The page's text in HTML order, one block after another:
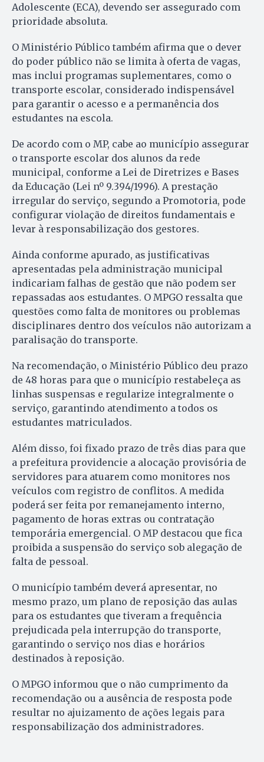
Adolescente (ECA), devendo ser assegurado com
prioridade absoluta.
O Ministério Público também afirma que o dever
do poder público não se limita à oferta de vagas,
mas inclui programas suplementares, como o
transporte escolar, considerado indispensável
para garantir o acesso e a permanência dos
estudantes na escola.
De acordo com o MP, cabe ao município assegurar
o transporte escolar dos alunos da rede
municipal, conforme a Lei de Diretrizes e Bases
da Educação (Lei nº 9.394/1996). A prestação
irregular do serviço, segundo a Promotoria, pode
configurar violação de direitos fundamentais e
levar à responsabilização dos gestores.
Ainda conforme apurado, as justificativas
apresentadas pela administração municipal
indicariam falhas de gestão que não podem ser
repassadas aos estudantes. O MPGO ressalta que
questões como falta de monitores ou problemas
disciplinares dentro dos veículos não autorizam a
paralisação do transporte.
Na recomendação, o Ministério Público deu prazo
de 48 horas para que o município restabeleça as
linhas suspensas e regularize integralmente o
serviço, garantindo atendimento a todos os
estudantes matriculados.
Além disso, foi fixado prazo de três dias para que
a prefeitura providencie a alocação provisória de
servidores para atuarem como monitores nos
veículos com registro de conflitos. A medida
poderá ser feita por remanejamento interno,
pagamento de horas extras ou contratação
temporária emergencial. O MP destacou que fica
proibida a suspensão do serviço sob alegação de
falta de pessoal.
O município também deverá apresentar, no
mesmo prazo, um plano de reposição das aulas
para os estudantes que tiveram a frequência
prejudicada pela interrupção do transporte,
garantindo o serviço nos dias e horários
destinados à reposição.
O MPGO informou que o não cumprimento da
recomendação ou a ausência de resposta pode
resultar no ajuizamento de ações legais para
responsabilização dos administradores.